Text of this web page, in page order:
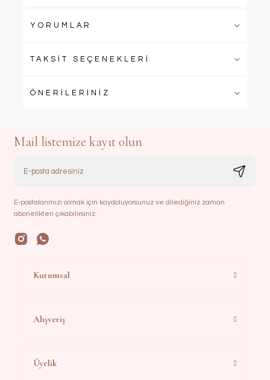
YORUMLAR
TAKSİT SEÇENEKLERİ
ÖNERİLERİNİZ
Mail listemize kayıt olun
E-postalarımızı almak için kaydoluyorsunuz ve dilediğiniz zaman
abonelikten çıkabilirsiniz.
Kurumsal
Alışveriş
Üyelik